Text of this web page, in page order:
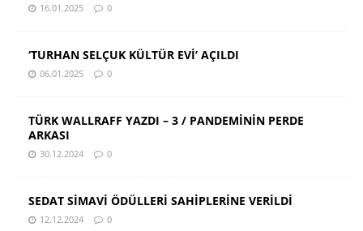
16.01.2025 0
‘TURHAN SELÇUK KÜLTÜR EVİ’ AÇILDI
06.01.2025 0
TÜRK WALLRAFF YAZDI – 3 / PANDEMİNİN PERDE
ARKASI
30.12.2024 0
SEDAT SİMAVİ ÖDÜLLERİ SAHİPLERİNE VERİLDİ
12.12.2024 0